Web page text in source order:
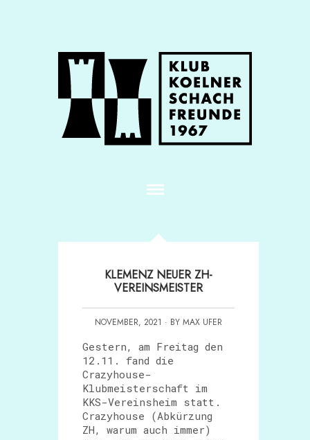
KLEMENZ NEUER ZH-
VEREINSMEISTER
NOVEMBER, 2021 · BY MAX UFER
Gestern, am Freitag den
12.11. fand die
Crazyhouse-
Klubmeisterschaft im
KKS-Vereinsheim statt.
Crazyhouse (Abkürzung
ZH, warum auch immer)